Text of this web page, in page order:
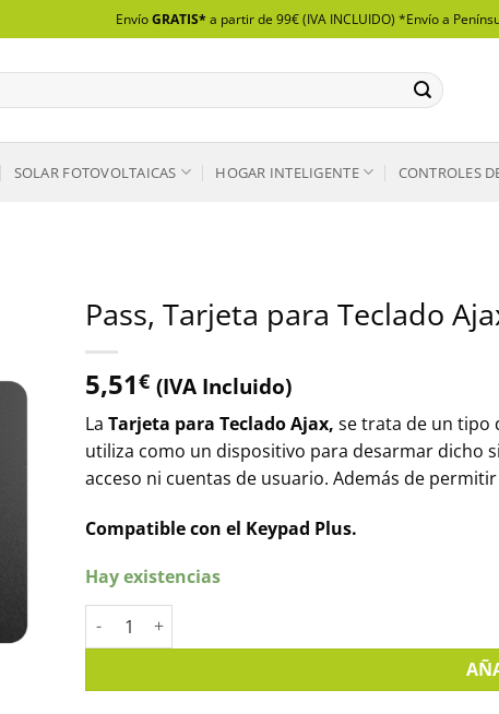
EnvíoGRATIS* a partir de 99€ (IVA INCLUIDO) *Envío a
SOLAR FOTOVOLTAICAS HOGAR INTELIGENTE CONTROLES
Pass, Tarjeta para Teclado
5,51€ (IVA Incluido)
La Tarjeta para Teclado Ajax, se trata de un tipo
utiliza como un dispositivo para desarmar dicho
acceso ni cuentas de usuario. Además de
Compatible con el Keypad Plus.
Hay existencias
Pass, Tarjeta para Teclado Ajax Negra (AJ-PASS-B)